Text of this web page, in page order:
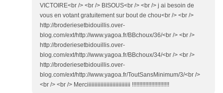
VICTOIRE<br /> <br /> BISOUS<br /> <br /> j ai besoin de
vous en votant gratuitement sur bout de chou<br /> <br />
http://broderiesetbidouillis.over-
blog.com/ext/http://www.yagoa.fr/BBchoux/36/<br /> <br />
http://broderiesetbidouillis.over-
blog.com/ext/http://www.yagoa.fr/BBchoux/34/<br /> <br />
http://broderiesetbidouillis.over-
blog.com/ext/http://www.yagoa.fr/ToutSansMinimum/3/<br />
<br /> <br /> Merciiiiiiiiiiiiiiiiiiiiiiiiiiiii !!!!!!!!!!!!!!!!!!!!!!!!!